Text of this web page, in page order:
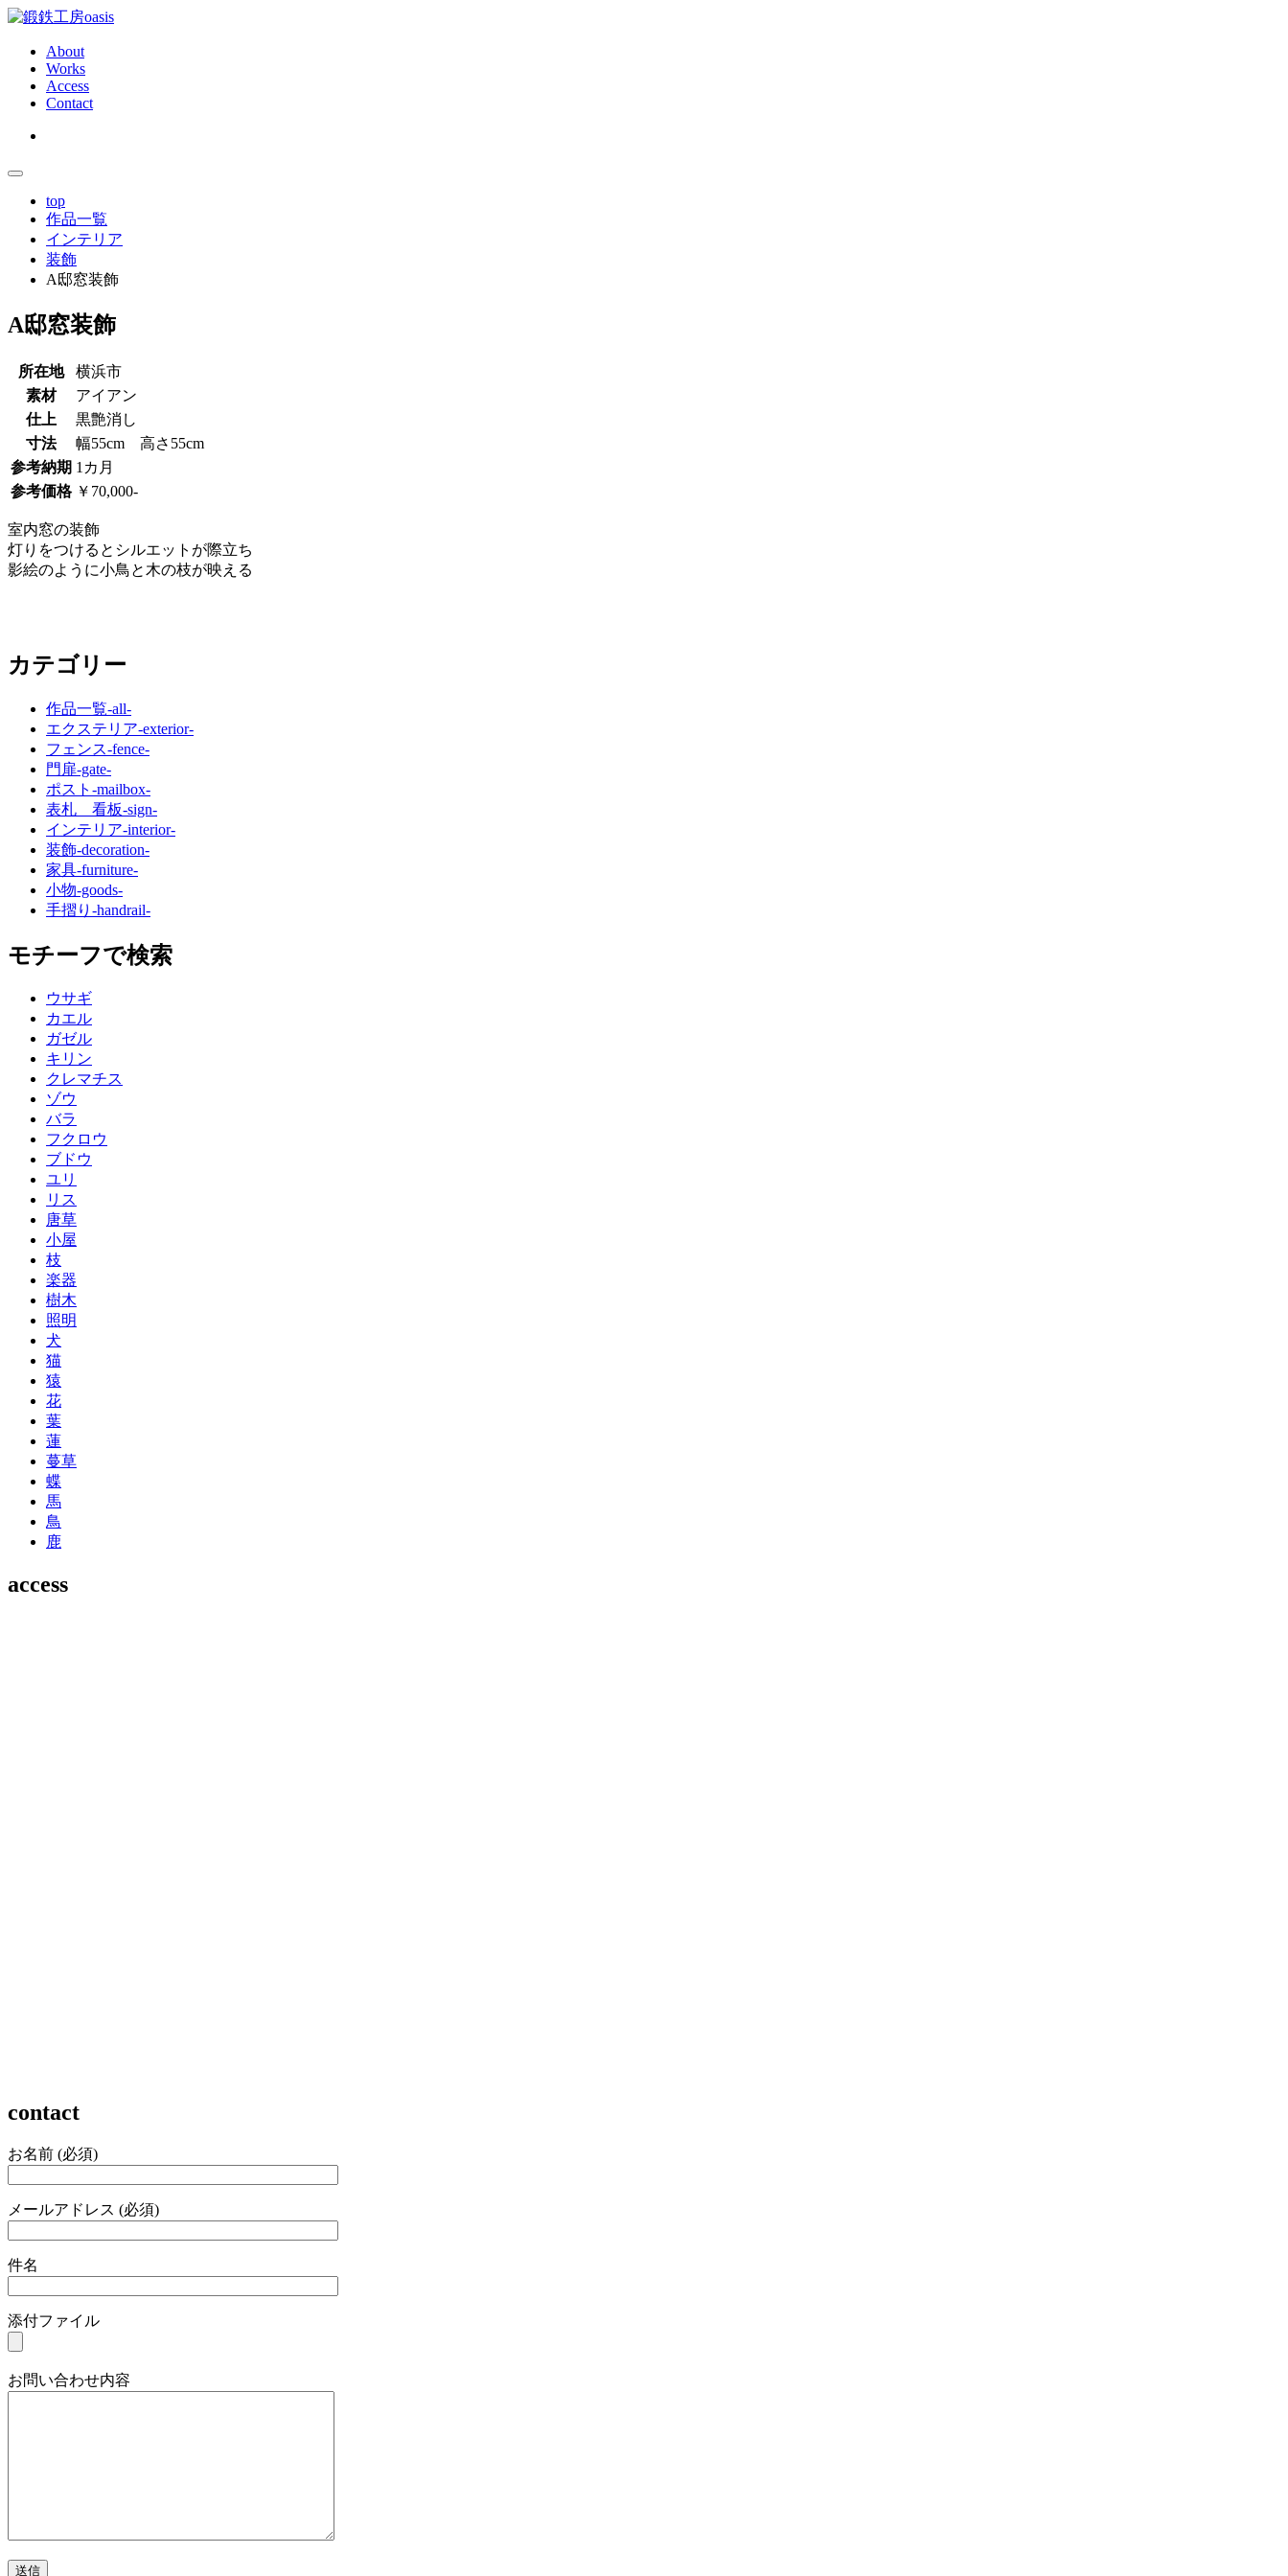
About
Works
Access
Contact
top
作品一覧
インテリア
装飾
A邸窓装飾
A
邸
窓
装
飾
A邸窓装飾
所在地
横浜市
素材
アイアン
仕上
黒艶消し
寸法
幅55cm 高さ55cm
参考納期 1カ月
参考価格 ￥70,000-
室内窓の装飾
灯りをつけるとシルエットが際立ち
影絵のように小鳥と木の枝が映える
カテゴリー
作品一覧-all-
エクステリア-exterior-
フェンス-fence-
門扉-gate-
ポスト -mailbox-
表札 看板-sign-
インテリア-interior-
装飾-decoration-
家具-furniture-
小物-goods-
手摺り -handrail-
モチーフで検索
ウサギ
カエル
ガゼル
キリン
クレマチス
ゾウ
バラ
フクロウ
ブドウ
ユリ
リス
唐草
小屋
枝
楽器
樹木
照明
犬
猫
猿
花
葉
蓮
蔓草
蝶
馬
鳥
鹿
access
contact
お名前 (必須)
メールアドレス (必須)
件名
添付ファイル
お問い合わせ内容